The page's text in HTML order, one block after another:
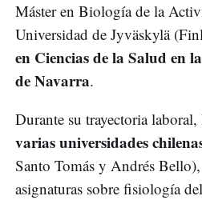
Máster en Biología de la
Universidad de Jyväskylä
en Ciencias de la Salud en
de Navarra.
Durante su trayectoria laboral,
varias universidades
Santo Tomás y Andrés
asignaturas sobre fisiología